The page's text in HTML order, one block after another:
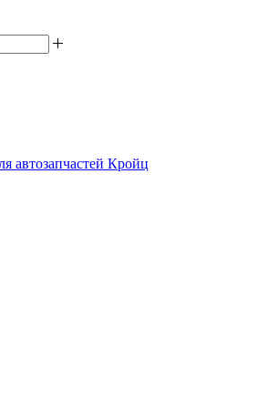
автозапчастей Кройц